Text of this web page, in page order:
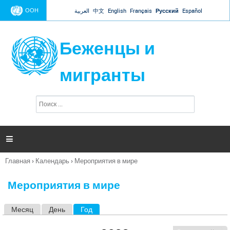
Jump to navigation
ООН العربية 中文 English Français Русский Español
Беженцы и
мигранты
п
и

Вы
Главная › Календарь › Мероприятия в мире
Мероприятия в мире
Месяц День Год